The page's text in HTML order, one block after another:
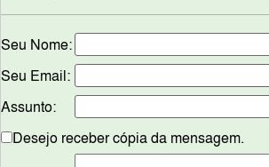
Seu Nome:
Seu Email:
Assunto:
Desejo receber cópia da mensagem.